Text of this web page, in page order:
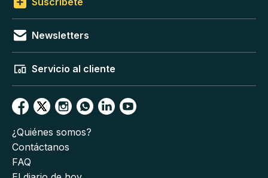
Newsletters
Servicio al cliente
¿Quiénes somos?
Contáctanos
FAQ